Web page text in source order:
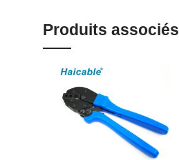
Produits associés